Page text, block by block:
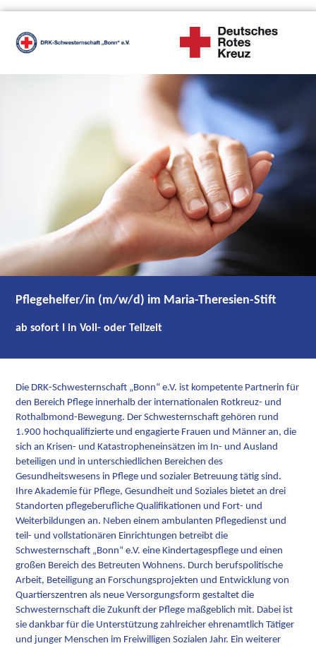
Pflegehelfer/in (m/w/d) im Maria-Theresien-Stift
ab sofort I in Voll- oder Teilzeit
Die DRK-Schwesternschaft „Bonn“ e.V. ist kompetente Partnerin für
den Bereich Pflege innerhalb der internationalen Rotkreuz- und
Rothalbmond-Bewegung. Der Schwesternschaft gehören rund
1.900 hochqualifizierte und engagierte Frauen und Männer an, die
sich an Krisen- und Katastropheneinsätzen im In- und Ausland
beteiligen und in unterschiedlichen Bereichen des
Gesundheitswesens in Pflege und sozialer Betreuung tätig sind.
Ihre Akademie für Pflege, Gesundheit und Soziales bietet an drei
Standorten pflegeberufliche Qualifikationen und Fort- und
Weiterbildungen an. Neben einem ambulanten Pflegedienst und
teil- und vollstationären Einrichtungen betreibt die
Schwesternschaft „Bonn“ e.V. eine Kindertagespflege und einen
großen Bereich des Betreuten Wohnens. Durch berufspolitische
Arbeit, Beteiligung an Forschungsprojekten und Entwicklung von
Quartierszentren als neue Versorgungsform gestaltet die
Schwesternschaft die Zukunft der Pflege maßgeblich mit. Dabei ist
sie dankbar für die Unterstützung zahlreicher ehrenamtlich Tätiger
und junger Menschen im Freiwilligen Sozialen Jahr. Ein weiterer